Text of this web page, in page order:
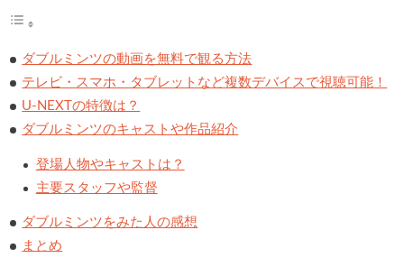
ダブルミンツの動画を無料で観る方法
テレビ・スマホ・タブレットなど複数デバイスで視聴可能！
U-NEXTの特徴は？
ダブルミンツのキャストや作品紹介
登場人物やキャストは？
主要スタッフや監督
ダブルミンツをみた人の感想
まとめ